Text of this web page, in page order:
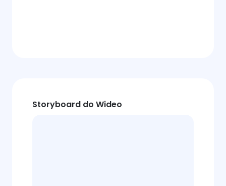
Storyboard do Wideo